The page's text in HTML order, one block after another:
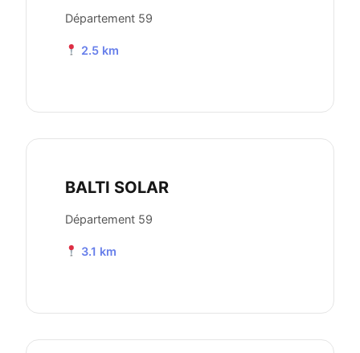
Département 59
2.5 km
BALTI SOLAR
Département 59
3.1 km